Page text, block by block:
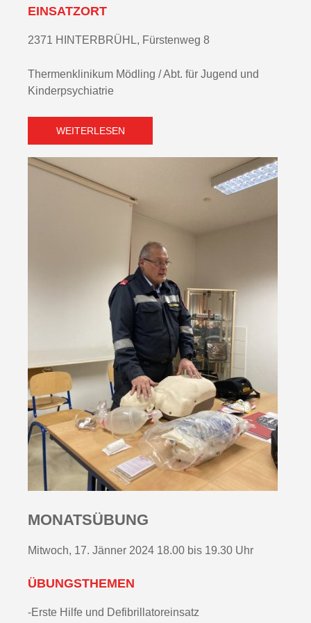
EINSATZORT
2371 HINTERBRÜHL, Fürstenweg 8
Thermenklinikum Mödling / Abt. für Jugend und
Kinderpsychiatrie
WEITERLESEN
MONATSÜBUNG
Mitwoch, 17. Jänner 2024 18.00 bis 19.30 Uhr
ÜBUNGSTHEMEN
-Erste Hilfe und Defibrillatoreinsatz